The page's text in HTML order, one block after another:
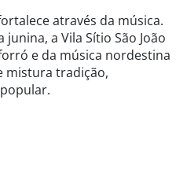
através da música.
a Vila Sítio São João
e da música nordestina
mistura tradição,